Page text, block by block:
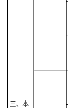
三、本